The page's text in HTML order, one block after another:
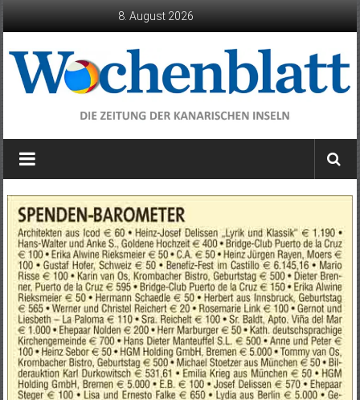
8. August 2026
Wochenblatt
die
der
Kanarischen
Inseln